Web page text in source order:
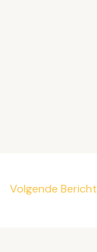
Volgende Bericht